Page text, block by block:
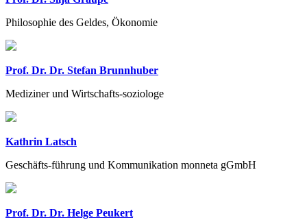
Philosophie des Geldes, Ökonomie
Prof. Dr. Dr. Stefan Brunnhuber
Mediziner und Wirtschafts-soziologe
Kathrin Latsch
Geschäfts-führung und Kommunikation monneta gGmbH
Prof. Dr. Dr. Helge Peukert